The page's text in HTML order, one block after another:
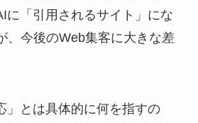
に「引用されるサイト」にな
、今後のWeb集客に大きな差
」とは具体的に何を指すの